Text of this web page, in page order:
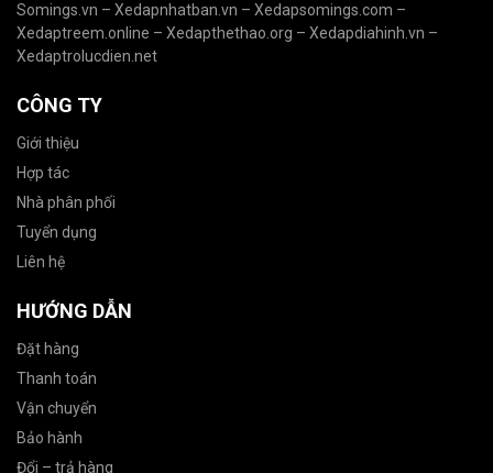
Somings.vn – Xedapnhatban.vn – Xedapsomings.com –
Xedaptreem.online – Xedapthethao.org – Xedapdiahinh.vn –
Xedaptrolucdien.net
CÔNG TY
Giới thiệu
Hợp tác
Nhà phân phối
Tuyển dụng
Liên hệ
HƯỚNG DẪN
Đặt hàng
Thanh toán
Vận chuyển
Bảo hành
Đổi – trả hàng